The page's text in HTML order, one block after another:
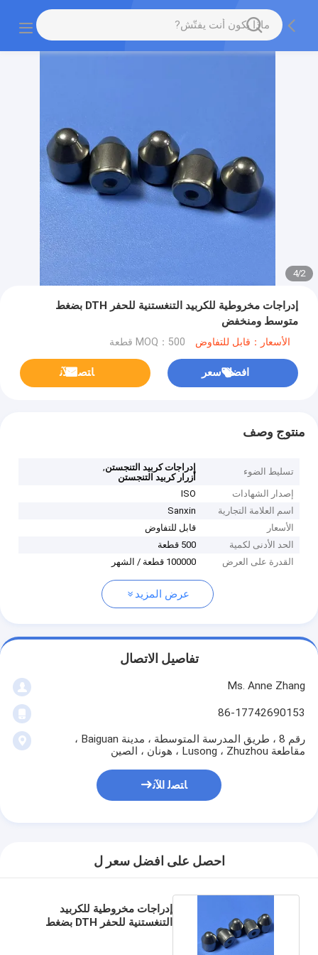
2
/
4
إدراجات مخروطية للكربيد التنغستنية للحفر DTH بضغط
متوسط ومنخفض
الأسعار：قابل للتفاوض MOQ：500 قطعة
افضل سعر ﺎﺘﺼﻟ ﺍﻶﻧ
منتوج وصف
تسليط الضوء إدراجات كربيد التنجستن,
أزرار كربيد التنجستن
إصدار الشهادات
ISO
اسم العلامة التجارية
Sanxin
الأسعار
قابل للتفاوض
الحد الأدنى لكمية
500 قطعة
القدرة على العرض
100000 قطعة / الشهر
عرض المزيد
تفاصيل الاتصال
Ms. Anne Zhang
86-17742690153
رقم 8 ، طريق المدرسة المتوسطة ، مدينة Baiguan ،
مقاطعة Lusong ، Zhuzhou ، هونان ، الصين
ﺎﺘﺼﻟ ﺍﻶﻧ
احصل على افضل سعر ل
إدراجات مخروطية للكربيد
التنغستنية للحفر DTH بضغط